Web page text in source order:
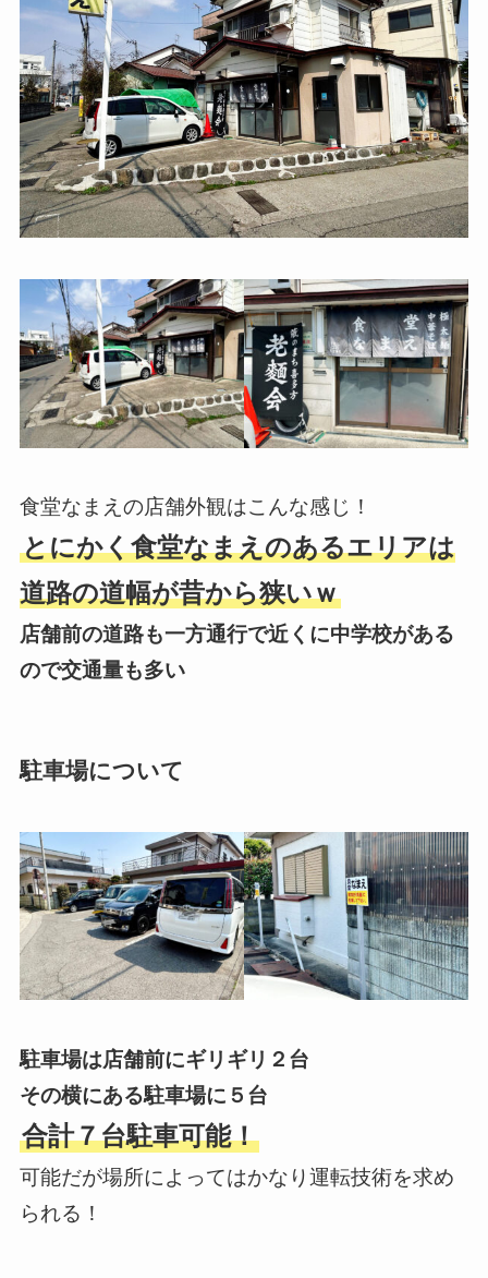
食堂なまえの店舗外観はこんな感じ！
とにかく食堂なまえのあるエリアは
道路の道幅が昔から狭いｗ
店舗前の道路も一方通行で近くに中学校がある
ので交通量も多い
駐車場について
駐車場は店舗前にギリギリ２台
その横にある駐車場に５台
合計７台駐車可能！
可能だが場所によってはかなり運転技術を求め
られる！